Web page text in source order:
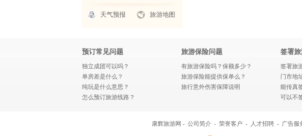
天气预报 旅游地图
预订常见问题
独立成团可以吗？
单房差是什么？
纯玩是什么意思？
怎么预订旅游线路？
旅游保险问题
有旅游保险吗？保额多少？
旅游保险能提供保单么？
旅行意外伤害保障说明
签署旅
签署旅
门市地
能传真
可以不
康辉旅游网 - 公司简介 - 荣誉客户 - 人才招聘 - 广告服